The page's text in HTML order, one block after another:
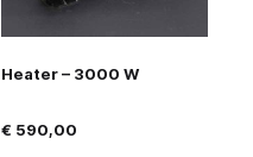
Heater – 3000 W
€ 590,00